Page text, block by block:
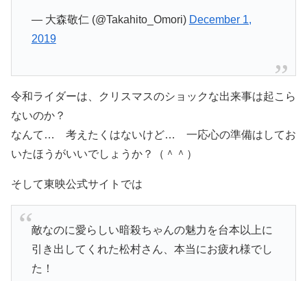
— 大森敬仁 (@Takahito_Omori) December 1,
2019
令和ライダーは、クリスマスのショックな出来事は起こら
ないのか？
なんて… 考えたくはないけど… 一応心の準備はしてお
いたほうがいいでしょうか？（＾＾）
そして東映公式サイトでは
敵なのに愛らしい暗殺ちゃんの魅力を台本以上に
引き出してくれた松村さん、本当にお疲れ様でし
た！